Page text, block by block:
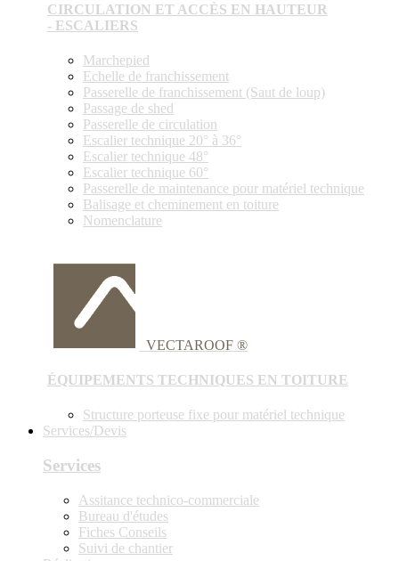
CIRCULATION ET ACCÈS EN HAUTEUR
- ESCALIERS
Marchepied
Echelle de franchissement
Passerelle de franchissement (Saut de loup)
Passage de shed
Passerelle de circulation
Escalier technique 20° à 36°
Escalier technique 48°
Escalier technique 60°
Passerelle de maintenance pour matériel technique
Balisage et cheminement en toiture
Nomenclature
VECTAROOF ®
ÉQUIPEMENTS TECHNIQUES EN TOITURE
Structure porteuse fixe pour matériel technique
Services/Devis
Services
Assitance technico-commerciale
Bureau d'études
Fiches Conseils
Suivi de chantier